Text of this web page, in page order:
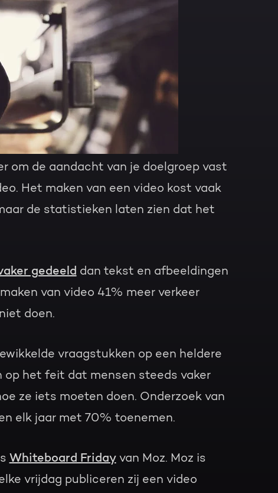
om de aandacht van je doelgroep vast
Het maken van een video kost vaak
de statistieken laten zien dat het
gedeeld dan tekst en afbeeldingen
van video 41% meer verkeer
doen.
vraagstukken op een heldere
op het feit dat mensen steeds vaker
ze iets moeten doen. Onderzoek van
elk jaar met 70% toenemen.
Whiteboard Fridayvan Moz. Moz is
vrijdag publiceren zij een video